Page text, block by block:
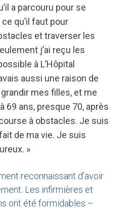
a parcouru pour se
qu’il faut pour
et traverser les
j’ai reçu les
à L’Hôpital
aussi une raison de
grandir mes filles, et me
69 ans, presque 70, après
à obstacles. Je suis
de ma vie. Je suis
»
reconnaissant d’avoir
Les infirmières et
ont été formidables –